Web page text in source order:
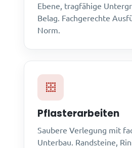
Ebene, tragfähige
Belag. Fachgerechte
Norm.
Pflasterarbeiten
Saubere Verlegung mit
Unterbau. Randsteine,